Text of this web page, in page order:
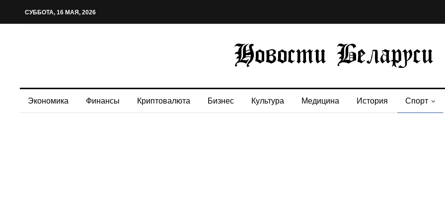
СУББОТА, 16 МАЯ, 2026
Экономика Финансы Криптовалюта Бизнес Культура Медицина История Спорт